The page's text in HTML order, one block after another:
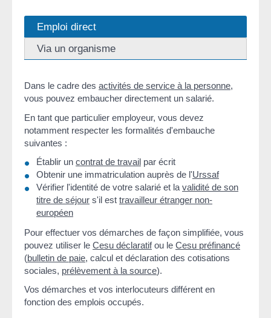
Emploi direct
Via un organisme
Dans le cadre des activités de service à la personne,
vous pouvez embaucher directement un salarié.
En tant que particulier employeur, vous devez
notamment respecter les formalités d'embauche
suivantes :
Établir un contrat de travail par écrit
Obtenir une immatriculation auprès de l'Urssaf
Vérifier l'identité de votre salarié et la validité de son
titre de séjour s'il est travailleur étranger non-
européen
Pour effectuer vos démarches de façon simplifiée, vous
pouvez utiliser le Cesu déclaratifou le Cesu préfinancé
(bulletin de paie, calcul et déclaration des cotisations
sociales, prélèvement à la source).
Vos démarches et vos interlocuteurs différent en
fonction des emplois occupés.